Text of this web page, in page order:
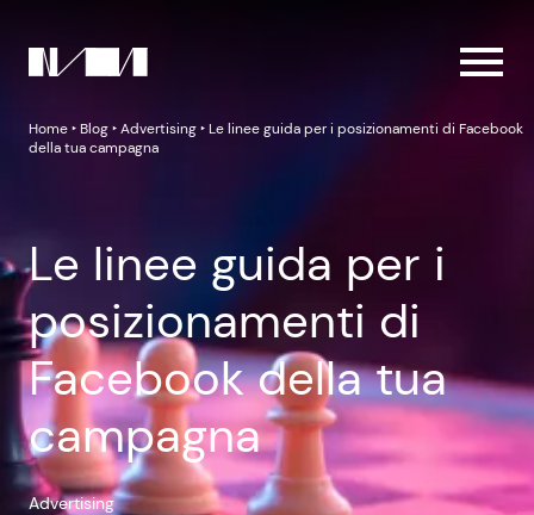
Home‣Blog‣Advertising‣Le linee guida per i posizionamenti di Facebook
della tua campagna
Le linee guida per i
posizionamenti di
Facebook della tua
campagna
Advertising